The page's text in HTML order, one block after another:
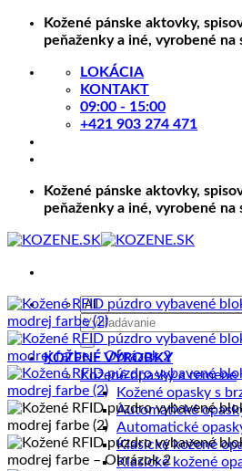
Skip
Kožené pánske aktovky,
peňaženky a iné, vyrobené na
LOKÁCIA
KONTAKT
09:00 - 15:00
+421 903 274 471
Kožené pánske aktovky,
peňaženky a iné, vyrobené na
Hľadať:
KOŽENÉ VÝROBKY
Kožené opasky a remene
Kožené opasky s
Automatické
Automatické
Klasické kožené
Klasické kožené